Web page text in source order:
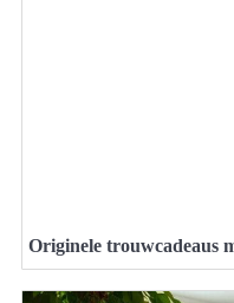
Originele trouwcadeaus